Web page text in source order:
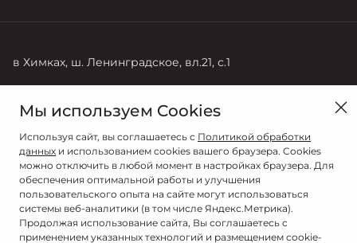
в Химках, ш. Ленинградское, вл.21, с.1
+ 7 (495) 788-99-77
Мы используем Cookies
Используя сайт, вы соглашаетесь с Политикой обработки
данных и использованием cookies вашего браузера. Cookies
можно отключить в любой момент в настройках браузера. Для
обеспечения оптимальной работы и улучшения
пользовательского опыта на сайте могут использоваться
системы веб-аналитики (в том числе Яндекс.Метрика).
Продолжая использование сайта, Вы соглашаетесь с
применением указанных технологий и размещением cookie-